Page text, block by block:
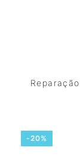
-20%